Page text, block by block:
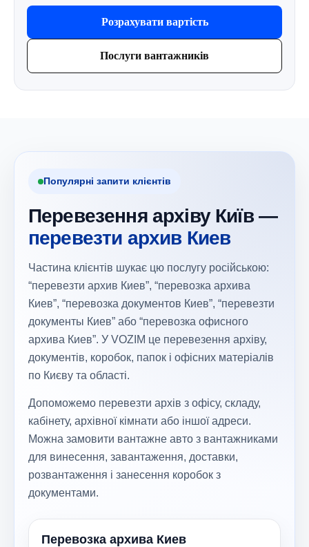
Розрахувати вартість
Послуги вантажників
Популярні запити клієнтів
Перевезення архіву Київ —
перевезти архив Киев
Частина клієнтів шукає цю послугу російською:
“перевезти архив Киев”, “перевозка архива
Киев”, “перевозка документов Киев”, “перевезти
документы Киев” або “перевозка офисного
архива Киев”. У VOZIM це перевезення архіву,
документів, коробок, папок і офісних матеріалів
по Києву та області.
Допоможемо перевезти архів з офісу, складу,
кабінету, архівної кімнати або іншої адреси.
Можна замовити вантажне авто з вантажниками
для винесення, завантаження, доставки,
розвантаження і занесення коробок з
документами.
Перевозка архива Киев